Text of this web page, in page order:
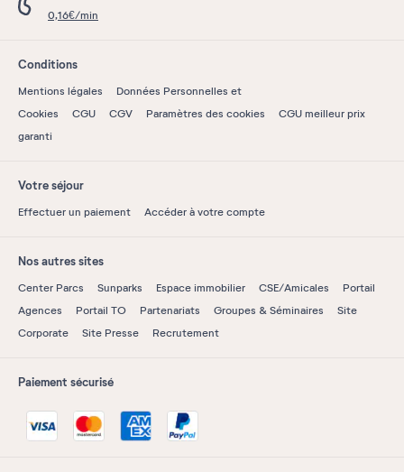
0,16€/min
Conditions
Mentions légales
Données Personnelles et
Cookies
CGU CGV Paramètres des cookies
CGU meilleur prix
garanti
Votre séjour
Effectuer un paiement Accéder à votre compte
Nos autres sites
Center Parcs Sunparks Espace immobilier CSE/Amicales
Portail
Agences
Portail TO Partenariats Groupes & Séminaires
Site
Corporate
Site Presse Recrutement
Paiement sécurisé